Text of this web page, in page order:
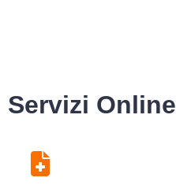
Servizi Online